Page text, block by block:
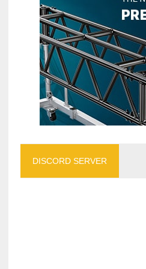
DISCORD SERVER